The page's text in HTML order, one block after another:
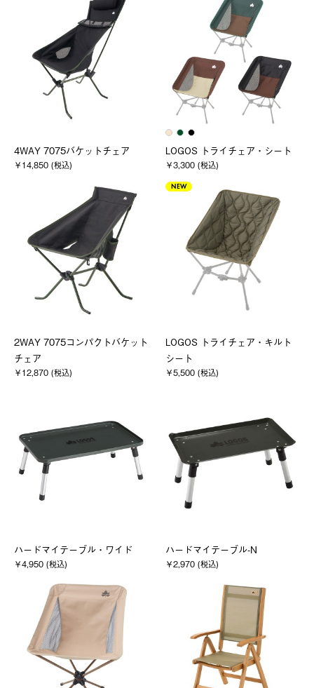
4WAY 7075バケットチェア
￥14,850 (税込)
LOGOS トライチェア・シート
￥3,300 (税込)
2WAY 7075コンパクトバケット
チェア
￥12,870 (税込)
NEW
LOGOS トライチェア・キルト
シート
￥5,500 (税込)
ハードマイテーブル・ワイド
￥4,950 (税込)
ハードマイテーブル-N
￥2,970 (税込)